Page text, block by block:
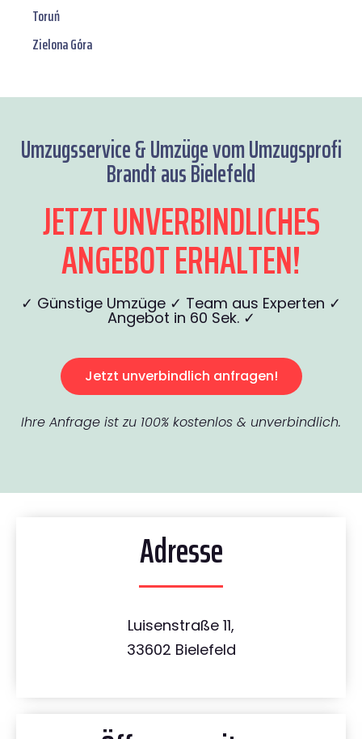
Toruń
Zielona Góra
Umzugsservice & Umzüge vom Umzugsprofi
Brandt aus Bielefeld
JETZT UNVERBINDLICHES
ANGEBOT ERHALTEN!
✓ Günstige Umzüge ✓ Team aus Experten ✓
Angebot in 60 Sek. ✓
Jetzt unverbindlich anfragen!
Ihre Anfrage ist zu 100% kostenlos & unverbindlich.
Adresse
Luisenstraße 11,
33602 Bielefeld